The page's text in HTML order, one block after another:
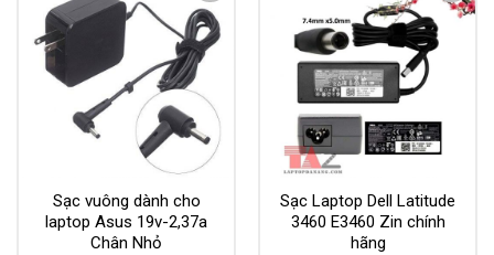
Add to
Wishlist
Sạc vuông dành cho
laptop Asus 19v-2,37a
Chân Nhỏ
Add to
Wishlist
Sạc Laptop Dell Latitude
3460 E3460 Zin chính
hãng